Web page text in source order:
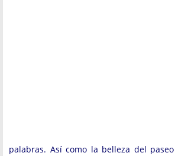
palabras. Así como la belleza del